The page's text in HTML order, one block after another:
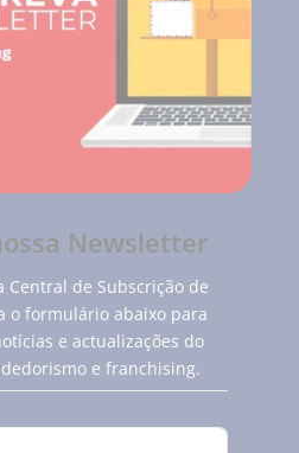
Newsletter
Central de Subscrição de
o formulário abaixo para
e actualizações do
e franchising.